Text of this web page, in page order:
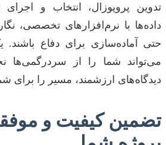
تدوین پروپوزال، انتخاب و
داده‌ها با نرم‌افزارهای تخصصی،
حتی آماده‌سازی برای دفاع
می‌تواند شما را از سردرگمی‌ها
دیدگاه‌های ارزشمند، مسیر را برای
تضمین کیفیت و